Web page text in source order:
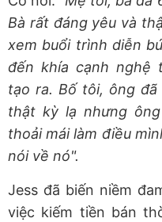
Bà rất đáng yêu và
xem buổi trình diễn
đến khía cạnh nghệ
tạo ra. Bố tôi, ông
thật kỳ lạ nhưng
thoải mái làm điều
nói về nó".
Jess đã biến niềm
việc kiếm tiền bán